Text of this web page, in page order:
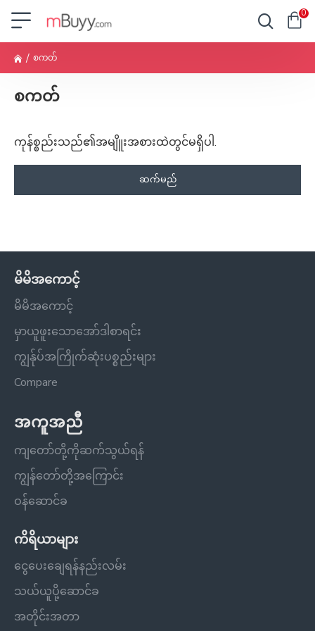
0
စကတ်
စကတ်
ကုန်စ္စည်းသည်၏အမျိူးအစားထဲတွင်မရှိပါ.
ဆက်မည်
မိမိအကောင့်
မိမိအကောင့်
မှာယူဖူးသောအော်ဒါစာရင်း
ကျွန်ုပ်အကြိုက်ဆုံးပစ္စည်းများ
Compare
အကူအညီ
ကျတော်တို့ကိုဆက်သွယ်ရန်
ကျွန်တော်တို့အကြောင်း
ဝန်ဆောင်ခ
ကိရိယာများ
ငွေပေးချေရန်နည်းလမ်း
သယ်ယူပို့ဆောင်ခ
အတိုင်းအတာ